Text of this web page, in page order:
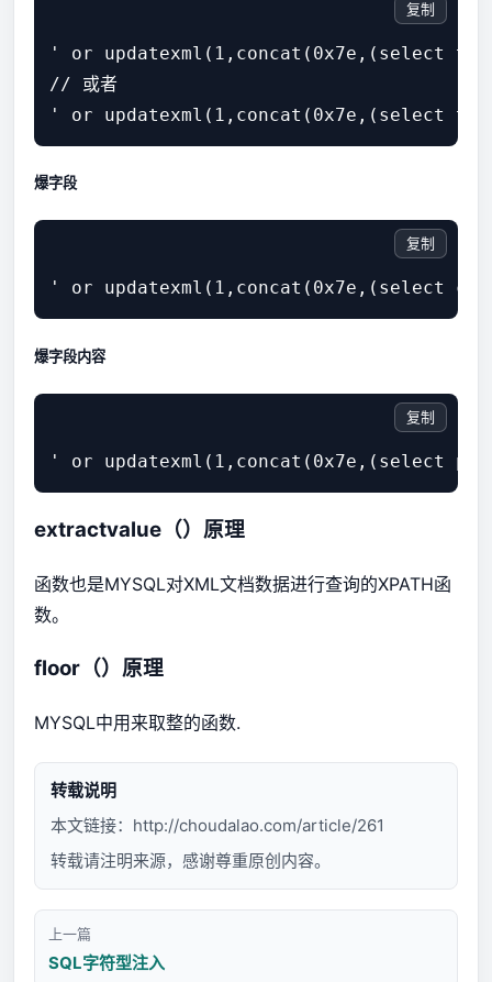
' or updatexml(1,concat(0x7e,(select
// 或者
复制
爆字段
复制
爆字段内容
复制
extractvalue（）原理
函数也是MYSQL对XML文档数据进行查询的XPATH函
数。
floor（）原理
MYSQL中用来取整的函数.
转载说明
本文链接： http://choudalao.com/article/261
转载请注明来源，感谢尊重原创内容。
上一篇
SQL字符型注入